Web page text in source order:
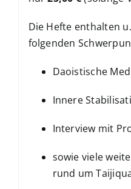
Die Hefte enthalten
folgenden
Daoistische
Innere
Interview mit
sowie viele
rund um